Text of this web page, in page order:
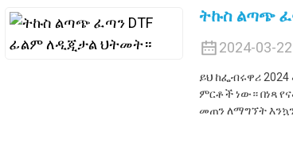
ትኩስ ልጣጭ
2024-03-22
ይህ ከፌብሩዋሪ
ምርቶች ነው። በነጻ
መጠን ለማግኘት